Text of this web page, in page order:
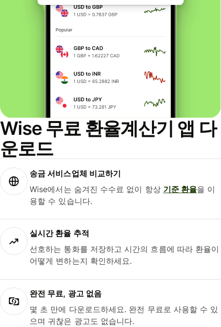
Wise 무료 환율계산기 앱 다
운로드
송금 서비스업체 비교하기
Wise에서는 숨겨진 수수료 없이 항상 기준 환율을 이
용할 수 있습니다.
실시간 환율 추적
선호하는 통화를 저장하고 시간의 흐름에 따라 환율이
어떻게 변하는지 확인하세요.
완전 무료, 광고 없음
몇 초 만에 다운로드하세요. 완전 무료로 사용할 수 있
으며 귀찮은 광고도 없습니다.